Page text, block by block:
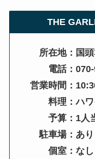
THE
所在地：国頭
電話：070-
営業時間：
料理：ハワ
予算：1人当
駐車場：あり
個室：なし